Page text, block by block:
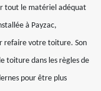
tout le matériel adéquat
à Payzac,
refaire votre toiture. Son
toiture dans les règles de
pour être plus